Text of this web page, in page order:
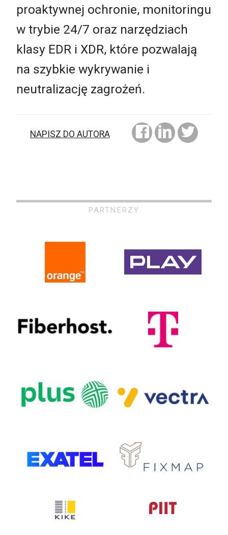
proaktywnej ochronie, monitoringu
w trybie 24/7 oraz narzędziach
klasy EDR i XDR, które pozwalają
na szybkie wykrywanie i
neutralizację zagrożeń.
NAPISZ DO AUTORA
PARTNERZY